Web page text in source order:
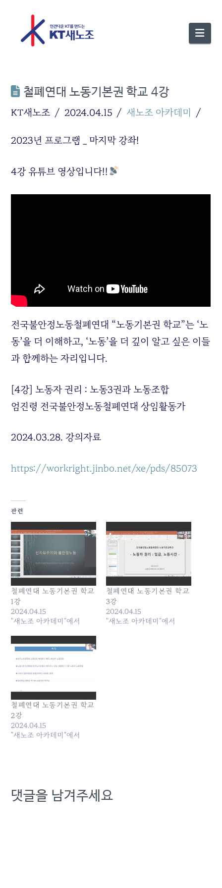
철폐연대 노동기본권 학교 4강
KT새노조 2024.04.15 새노조 아카데미
2023년 프로그램 _ 마지막 강좌!
4강 유튜브 영상입니다!!
전국불안정노동철폐연대 “노동기본권 학교”는 ‘노
동’을 더 이해하고, ‘노동’을 더 깊이 알고 싶은 이들
과 함께하는 자리입니다.
[4강] 노동자 권리 : 노동3권과 노동조합
엄진령 전국불안정노동철폐연대 상임활동가
2024.03.28. 강의자료
https://workright.jinbo.net/xe/pds/85073
관련
철폐연대 노동기본권 학교
1강
2024.04.15
"새노조 아카데미"에서
철폐연대 노동기본권 학교
3강
2024.04.15
"새노조 아카데미"에서
철폐연대 노동기본권 학교
2강
2024.04.15
"새노조 아카데미"에서
댓글을 남겨주세요